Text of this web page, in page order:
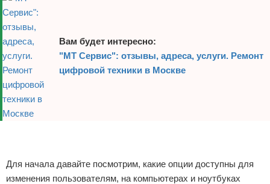
Вам будет интересно:
"МТ Сервис": отзывы, адреса, услуги. Ремонт
цифровой техники в Москве
Для начала давайте посмотрим, какие опции доступны для
изменения пользователям, на компьютерах и ноутбуках